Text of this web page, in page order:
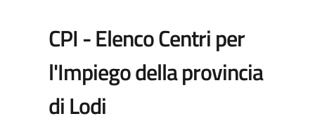
CPI - Elenco Centri per
l'Impiego della provincia
di Lodi